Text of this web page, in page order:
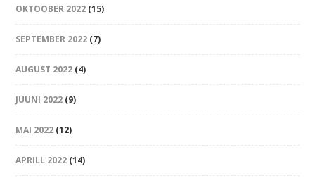
OKTOOBER 2022 (15)
SEPTEMBER 2022 (7)
AUGUST 2022 (4)
JUUNI 2022 (9)
MAI 2022 (12)
APRILL 2022 (14)